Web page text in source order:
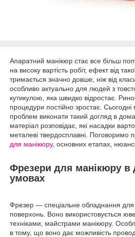
Апаратний манікюр стає все більш
на високу вартість робіт, ефект від
тримається значно довше, ніж від
особливо актуально для людей з
кутикулою, яка швидко відростає.
процедури постійно зростає.
проблем виконати такий догляд в
матеріал розповідає, які насадки
металеві твердосплавні. Поговоримо
для манікюру, основних етапах,
Фрезери для манікюру в
умовах
Фрезер — спеціальне обладнання для
поверхонь. Воно використовується
техніками, майстрами манікюру.
в тому, що воно дає можливість